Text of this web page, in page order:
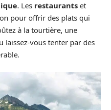
. Les restaurants et
pour offrir des plats qui
à la tourtière, une
laissez-vous tenter par des